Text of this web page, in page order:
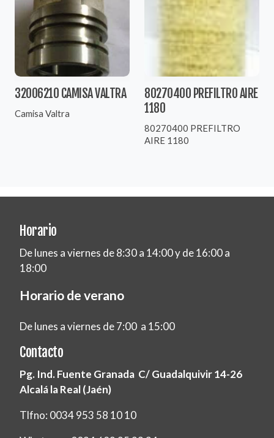
32006210 CAMISA VALTRA
Camisa Valtra
80270400 PREFILTRO AIRE
1180
80270400 PREFILTRO
AIRE 1180
Horario
De lunes a viernes de 8:30 a 14:00 y de 16:00 a
18:00
Horario de verano
De lunes a viernes de 7:00 a 15:00
Contacto
Pg. Ind. Fuente Granada C/ Guadalquivir 14-26
Alcalá la Real (Jaén)
Tlfno: 0034 953 58 10 10